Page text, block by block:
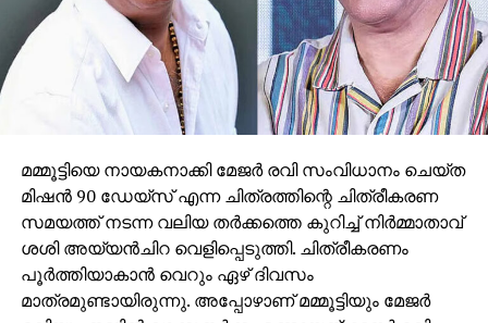
മമ്മൂട്ടിയെ നായകനാക്കി മേജര്‍ രവി സംവിധാനം ചെയ്ത
മിഷന്‍ 90 ഡേയ്‌സ് എന്ന ചിത്രത്തിന്റെ ചിത്രീകരണ
സമയത്ത് നടന്ന വലിയ തര്‍ക്കത്തെ കുറിച്ച് നിര്‍മ്മാതാവ്
ശശി അയ്യന്‍ചിറ വെളിപ്പെടുത്തി. ചിത്രീകരണം
പൂര്‍ത്തിയാകാന്‍ വെറും ഏഴ് ദിവസം
മാത്രമുണ്ടായിരുന്നു. അപ്പോഴാണ് മമ്മൂട്ടിയും മേജര്‍